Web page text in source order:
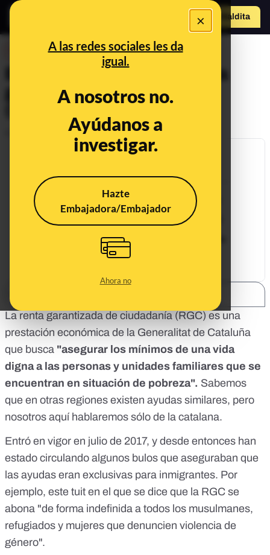
×
A las redes sociales les da
igual.
A nosotros no.
Ayúdanos a
investigar.
Hazte
Embajadora/Embajador
Ahora no
Hazte Maldito
a
Bulos y datos sobre la renta
garantizada de ciudadanía
(RGC) de Cataluña
Feb 8, 2019, 8:14:09 AM
La renta garantizada de ciudadanía (RGC) es una
prestación económica de la Generalitat de Cataluña
que busca "asegurar los mínimos de una vida
digna a las personas y unidades familiares que se
encuentran en situación de pobreza". Sabemos
que en otras regiones existen ayudas similares, pero
nosotros aquí hablaremos sólo de la catalana.
Entró en vigor en julio de 2017, y desde entonces han
estado circulando algunos bulos que aseguraban que
las ayudas eran exclusivas para inmigrantes. Por
ejemplo, este tuit en el que se dice que la RGC se
abona "de forma indefinida a todos los musulmanes,
refugiados y mujeres que denuncien violencia de
género".